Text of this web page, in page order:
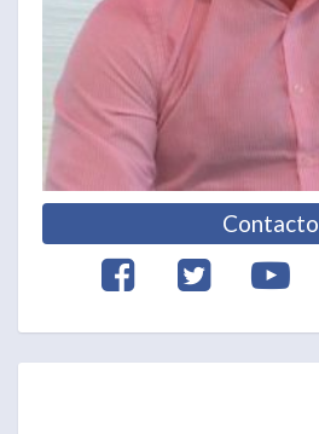
Contacto